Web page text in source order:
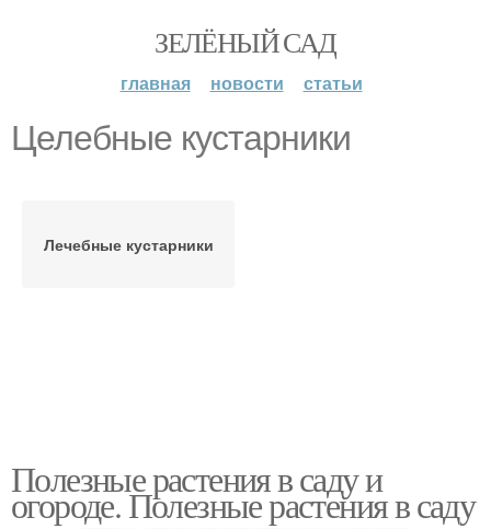
ЗЕЛЁНЫЙ САД
главная новости статьи
Целебные кустарники
Лечебные кустарники
Полезные растения в саду и
огороде. Полезные растения в саду